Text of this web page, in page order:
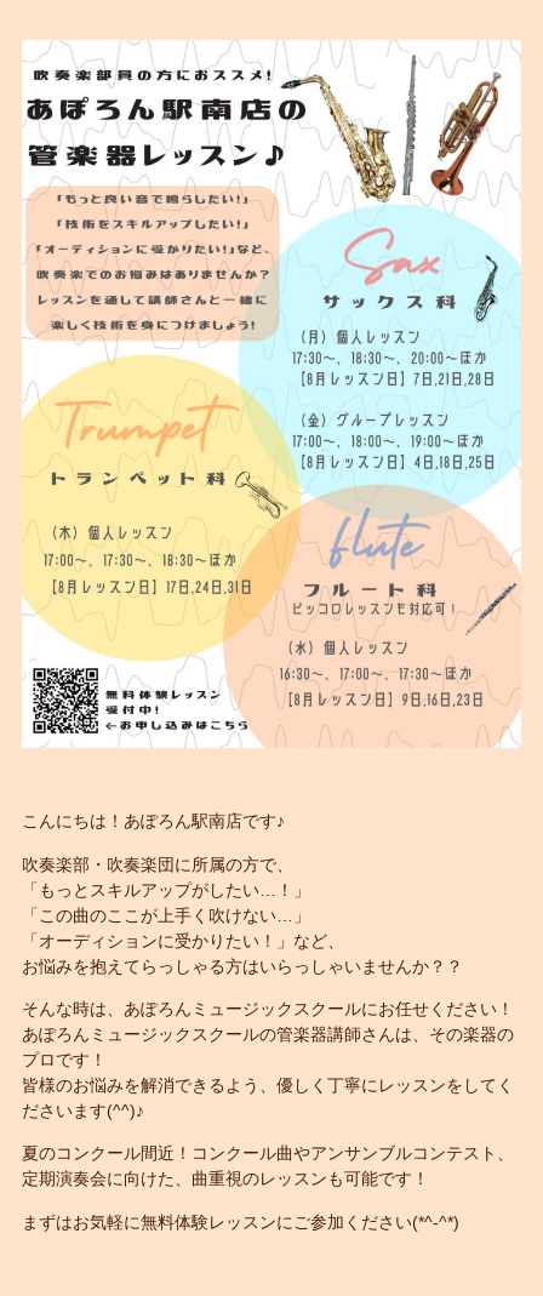
こんにちは！あぽろん駅南店です♪
吹奏楽部・吹奏楽団に所属の方で、
「もっとスキルアップがしたい…！」
「この曲のここが上手く吹けない…」
「オーディションに受かりたい！」など、
お悩みを抱えてらっしゃる方はいらっしゃいませんか？？
そんな時は、あぽろんミュージックスクールにお任せください！
あぽろんミュージックスクールの管楽器講師さんは、その楽器の
プロです！
皆様のお悩みを解消できるよう、優しく丁寧にレッスンをしてく
ださいます(^^)♪
夏のコンクール間近！コンクール曲やアンサンブルコンテスト、
定期演奏会に向けた、曲重視のレッスンも可能です！
まずはお気軽に無料体験レッスンにご参加ください(*^-^*)